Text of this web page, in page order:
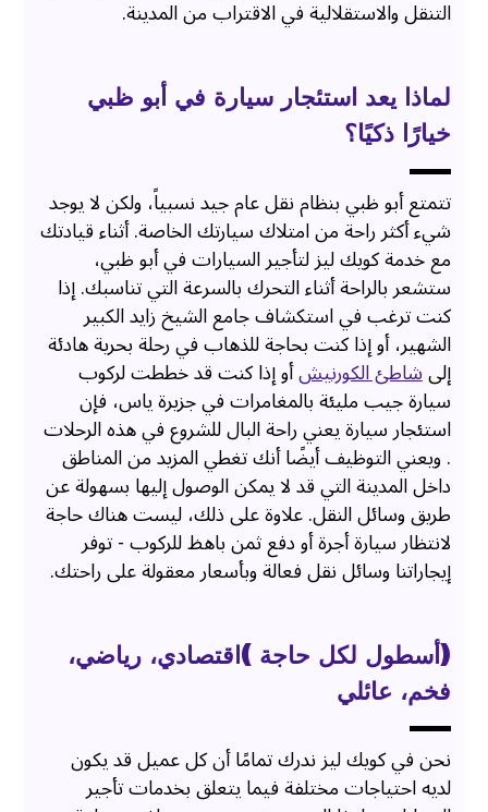
التنقل والاستقلالية في الاقتراب من المدينة.
لماذا يعد استئجار سيارة في أبو ظبي
خيارًا ذكيًا؟
تتمتع أبو ظبي بنظام نقل عام جيد نسبياً، ولكن لا يوجد
شيء أكثر راحة من امتلاك سيارتك الخاصة. أثناء قيادتك
مع خدمة كويك ليز لتأجير السيارات في أبو ظبي،
ستشعر بالراحة أثناء التحرك بالسرعة التي تناسبك. إذا
كنت ترغب في استكشاف جامع الشيخ زايد الكبير
الشهير، أو إذا كنت بحاجة للذهاب في رحلة بحرية هادئة
إلىشاطئ الكورنيشأو إذا كنت قد خططت لركوب
سيارة جيب مليئة بالمغامرات في جزيرة ياس، فإن
استئجار سيارة يعني راحة البال للشروع في هذه الرحلات
. ويعني التوظيف أيضًا أنك تغطي المزيد من المناطق
داخل المدينة التي قد لا يمكن الوصول إليها بسهولة عن
طريق وسائل النقل. علاوة على ذلك، ليست هناك حاجة
لانتظار سيارة أجرة أو دفع ثمن باهظ للركوب - توفر
إيجاراتنا وسائل نقل فعالة وبأسعار معقولة على راحتك.
(أسطول لكل حاجة )اقتصادي، رياضي،
فخم، عائلي
نحن في كويك ليز ندرك تمامًا أن كل عميل قد يكون
لديه احتياجات مختلفة فيما يتعلق بخدمات تأجير